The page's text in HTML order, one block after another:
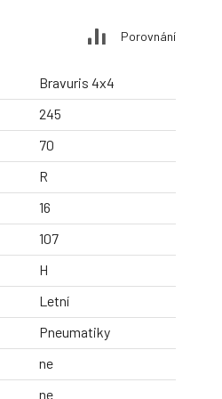
Porovnání
Bravuris 4x4
245
70
R
16
107
H
Letní
Pneumatiky
ne
ne